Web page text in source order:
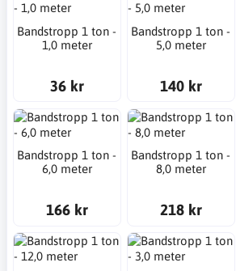
Bandstropp 1 ton -
1,0 meter
36 kr
Bandstropp 1 ton -
5,0 meter
140 kr
Bandstropp 1 ton -
6,0 meter
166 kr
Bandstropp 1 ton -
8,0 meter
218 kr